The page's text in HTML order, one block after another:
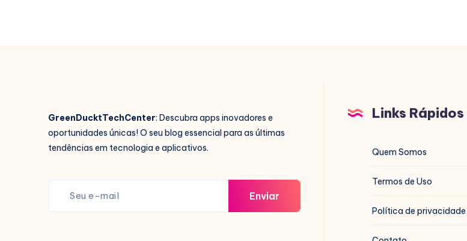
GreenDucktTechCenter: Descubra apps inovadores e
oportunidades únicas! O seu blog essencial para as últimas
tendências em tecnologia e aplicativos.
Enviar
Links Rápidos
Quem Somos
Termos de Uso
Política de privacidade